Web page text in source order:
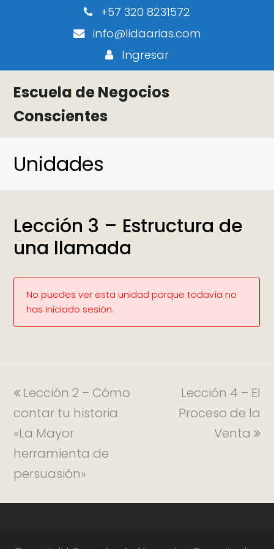
+57 320 8231572
info@lidaarias.com
Ingresar
Escuela de Negocios
Conscientes
Unidades
Lección 3 – Estructura de
una llamada
No puedes ver esta unidad porque todavía no
has iniciado sesión.
Lección 2 – Cómo
contar tu historia
«La Mayor
herramienta de
persuasión»
Lección 4 – El
Proceso de la
Venta